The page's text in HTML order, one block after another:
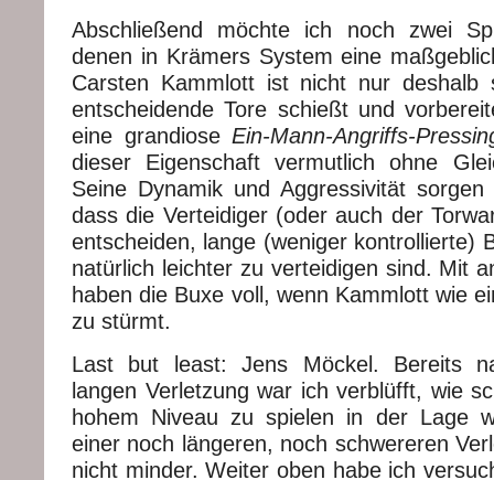
Abschließend möchte ich noch zwei
denen in Krämers System eine
Carsten Kammlott ist nicht nur deshalb
entscheidende Tore schießt und
eine grandiose Ein-Mann-Angriffs-
dieser Eigenschaft vermutlich ohne
Seine Dynamik und Aggressivität
dass die Verteidiger (oder auch der
entscheiden, lange (weniger kontrollierte)
natürlich leichter zu verteidigen sind. Mit
haben die Buxe voll, wenn Kammlott wie
zu stürmt.
Last but least: Jens Möckel. Bereits
langen Verletzung war ich verblüfft, wie
hohem Niveau zu spielen in der Lage
einer noch längeren, noch schwereren
nicht minder. Weiter oben habe ich